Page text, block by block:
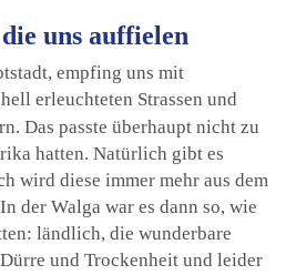
uns auffielen
empfing uns mit
erleuchteten Strassen und
Das passte überhaupt nicht zu
hatten. Natürlich gibt es
wird diese immer mehr aus dem
der Walga war es dann so, wie
ländlich, die wunderbare
und Trockenheit und leider